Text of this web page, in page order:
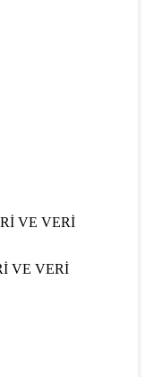
VE VERİ
VE VERİ